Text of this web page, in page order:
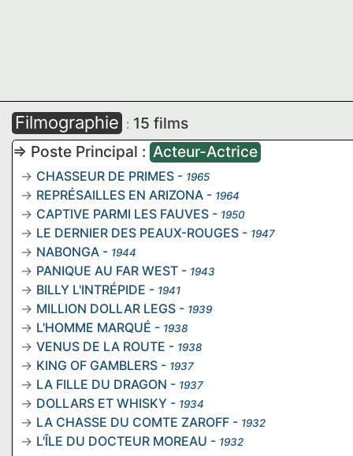
Filmographie : 15 films
=> Poste Principal : Acteur-Actrice
CHASSEUR DE PRIMES - 1965
REPRÉSAILLES EN ARIZONA - 1964
CAPTIVE PARMI LES FAUVES - 1950
LE DERNIER DES PEAUX-ROUGES - 1947
NABONGA - 1944
PANIQUE AU FAR WEST - 1943
BILLY L'INTRÉPIDE - 1941
MILLION DOLLAR LEGS - 1939
L'HOMME MARQUÉ - 1938
VENUS DE LA ROUTE - 1938
KING OF GAMBLERS - 1937
LA FILLE DU DRAGON - 1937
DOLLARS ET WHISKY - 1934
LA CHASSE DU COMTE ZAROFF - 1932
L'ÎLE DU DOCTEUR MOREAU - 1932